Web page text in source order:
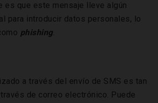
es que este mensaje lleve algún
para introducir datos personales, lo
phishing.
a través del envío de SMS es tan
de correo electrónico. Puede